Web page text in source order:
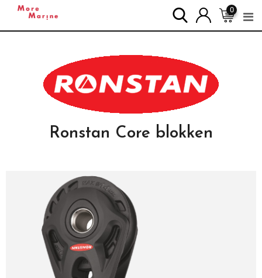
0
Ronstan Core blokken